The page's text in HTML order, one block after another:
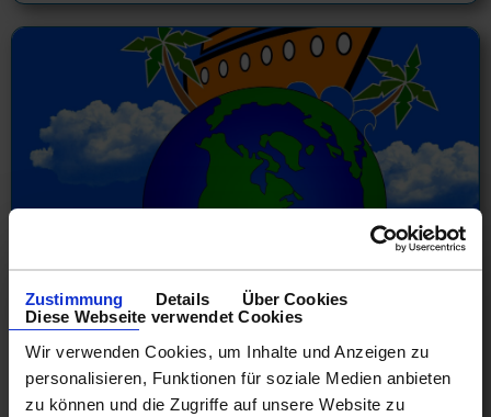
Zustimmung Details
Über Cookies
Diese Webseite verwendet Cookies
Wir verwenden Cookies, um Inhalte und Anzeigen zu
personalisieren, Funktionen für soziale Medien anbieten
zu können und die Zugriffe auf unsere Website zu
Holland America Weltreisen und
Teilstücke
Mit der Volendam oder Zuiderdam